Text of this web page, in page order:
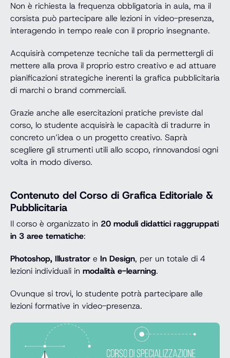
Non è richiesta la frequenza obbligatoria in aula, ma il
corsista può partecipare alle lezioni in video-presenza,
interagendo in tempo reale con il proprio insegnante.
Acquisirà competenze tecniche tali da permettergli di
mettere alla prova il proprio estro creativo e ad attuare
pianificazioni strategiche inerenti la grafica pubblicitaria
di marchi o brand commerciali.
Grazie anche alle esercitazioni pratiche previste dal
corso, lo studente acquisirà le capacità di tradurre in
concreto un’idea o un progetto creativo. Saprà
scegliere gli strumenti utili allo scopo, rinnovandosi ogni
volta in modo diverso.
Contenuto del Corso di Grafica Editoriale &
Pubblicitaria
Il corso è organizzato in 20 moduli didattici raggruppati
in 3 aree tematiche:
Photoshop, Illustrator e In Design, per un totale di 4
lezioni individuali in modalità e-learning.
Ovunque si trovi, lo studente potrà partecipare alle
lezioni formative in video-presenza.